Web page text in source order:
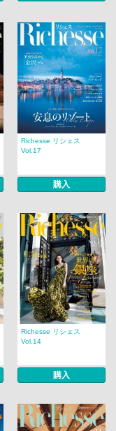
Richesse リシェス
Vol.17
購入
Richesse リシェス
Vol.14
購入